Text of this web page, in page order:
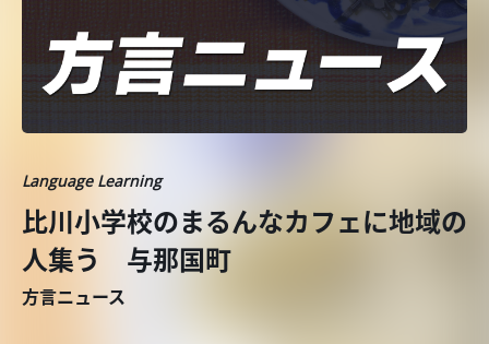
Language Learning
比川小学校のまるんなカフェに地域の
人集う 与那国町
方言ニュース